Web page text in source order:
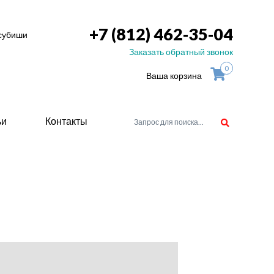
+7 (812) 462-35-04
Заказать обратный звонок
Ваша корзина
0
Контакты